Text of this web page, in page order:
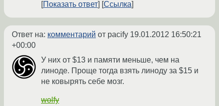
Показать ответ Ссылка
Ответ на: комментарий от pacify 19.01.2012 16:50:21
+00:00
У них от $13 и памяти меньше, чем на
линоде. Проще тогда взять линоду за $15 и
не ковырять себе мозг.
wolfy